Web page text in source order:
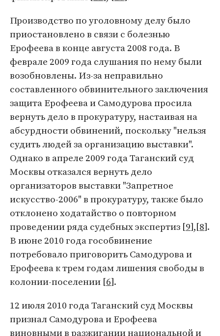
Производство по уголовному делу было
приостановлено в связи с болезнью
Ерофеева в конце августа 2008 года. В
феврале 2009 года слушания по нему были
возобновлены. Из-за неправильно
составленного обвинительного заключения
защита Ерофеева и Самодурова просила
вернуть дело в прокуратуру, настаивая на
абсурдности обвинений, поскольку "нельзя
судить людей за организацию выставки".
Однако в апреле 2009 года Таганский суд
Москвы отказался вернуть дело
организаторов выставки "Запретное
искусство-2006" в прокуратуру, также было
отклонено ходатайство о повторном
проведении ряда судебных экспертиз [9],[8].
В июне 2010 года гособвинение
потребовало приговорить Самодурова и
Ерофеева к трем годам лишения свободы в
колонии-поселении [6].
12 июля 2010 года Таганский суд Москвы
признал Самодурова и Ерофеева
виновными в разжигании национальной и